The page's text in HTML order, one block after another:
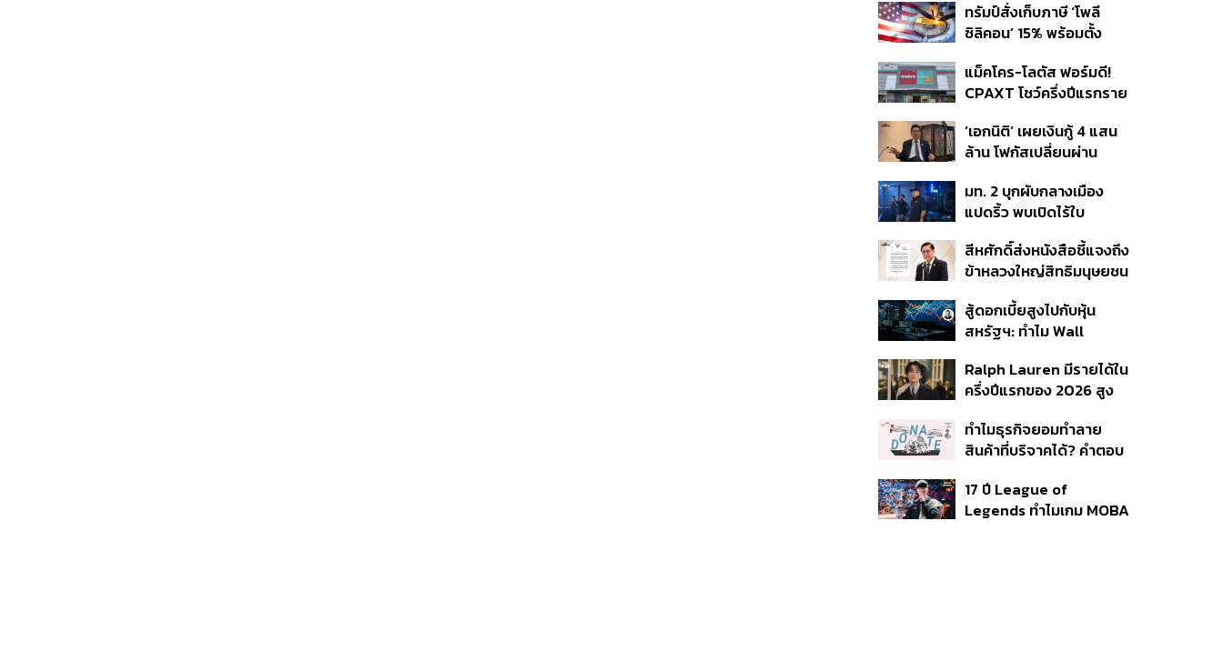
ทรัมป์สั่งเก็บภาษี ‘โพลี
ซิลิคอน’ 15% พร้อมตั้ง
แม็คโคร-โลตัส ฟอร์มดี!
CPAXT โชว์ครึ่งปีแรกราย
ปรับโฉมสาขาใหม่ดันพื้นที่
เช่าโต
‘เอกนิติ’ เผยเงินกู้ 4 แสน
ล้าน โฟกัสเปลี่ยนผ่าน
พลัส’ เฟส 2 รอประเมิน
ความเหมาะสม
มท. 2 บุกผับกลางเมือง
แปดริ้ว พบเปิดไร้ใบ
ใช้บริการ ฉี่ม่วง 32 ราย
จ่อปิด 5 ปี
สีหศักดิ์ส่งหนังสือชี้แจงถึง
ข้าหลวงใหญ่สิทธิมนุษยชน
เคลื่อน-ไม่เป็นธรรม’
สู้ดอกเบี้ยสูงไปกับหุ้น
สหรัฐฯ: ทำไม Wall
คิด?
Ralph Lauren มีรายได้ใน
ครึ่งปีแรกของ 2026 สูง
ทำไมธุรกิจยอมทำลาย
สินค้าที่บริจาคได้? คำตอบ
อยู่ที่ระบบภาษี
17 ปี League of
Legends ทำไมเกม MOBA